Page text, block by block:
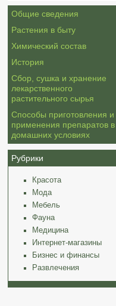
Общие сведения
Растения в быту
Химический состав
История
Сбор, сушка и хранение
лекарственного
растительного сырья
Способы приготовления и
применения препаратов в
домашних условиях
Рубрики
Красота
Мода
Мебель
Фауна
Медицина
Интернет-магазины
Бизнес и финансы
Развлечения